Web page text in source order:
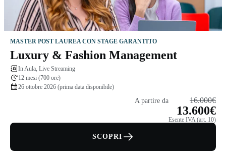
MASTER POST LAUREA CON STAGE GARANTITO
Luxury & Fashion Management
In Aula, Live Streaming
12 mesi (700 ore)
26 ottobre 2026 (prima data disponibile)
A partire da 16.000€
13.600€
Esente IVA (art. 10)
SCOPRI